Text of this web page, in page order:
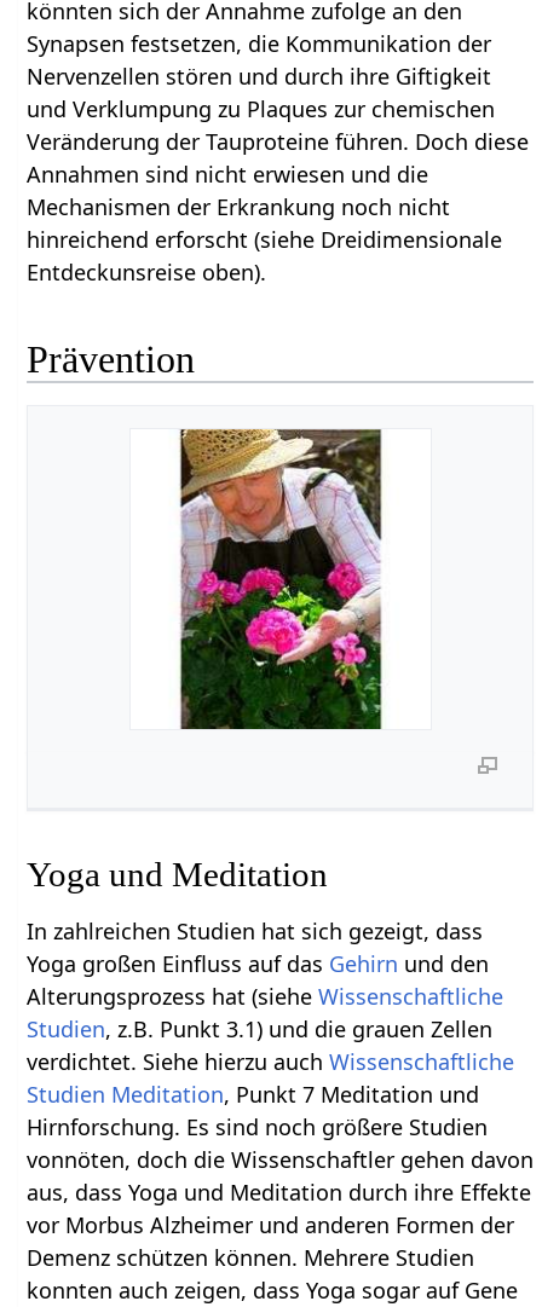
könnten sich der Annahme zufolge an den
Synapsen festsetzen, die Kommunikation der
Nervenzellen stören und durch ihre Giftigkeit
und Verklumpung zu Plaques zur chemischen
Veränderung der Tauproteine führen. Doch diese
Annahmen sind nicht erwiesen und die
Mechanismen der Erkrankung noch nicht
hinreichend erforscht (siehe Dreidimensionale
Entdeckunsreise oben).
Prävention
Yoga und Meditation
In zahlreichen Studien hat sich gezeigt, dass
Yoga großen Einfluss auf das Gehirn und den
Alterungsprozess hat (sieheWissenschaftliche
Studien, z.B. Punkt 3.1) und die grauen Zellen
verdichtet. Siehe hierzu auchWissenschaftliche
Studien Meditation, Punkt 7 Meditation und
Hirnforschung. Es sind noch größere Studien
vonnöten, doch die Wissenschaftler gehen davon
aus, dass Yoga und Meditation durch ihre Effekte
vor Morbus Alzheimer und anderen Formen der
Demenz schützen können. Mehrere Studien
konnten auch zeigen, dass Yoga sogar auf Gene